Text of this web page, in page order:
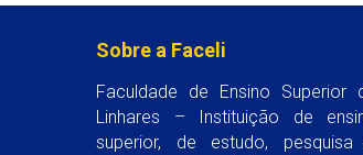
Sobre a Faceli
Faculdade de Ensino Superior
Linhares – Instituição de
superior, de estudo, pesquisa